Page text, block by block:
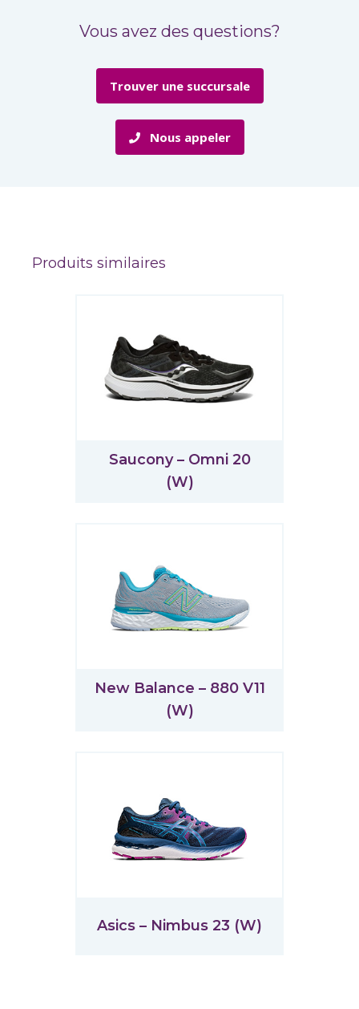
Vous avez des questions?
Trouver une succursale
Nous appeler
Produits similaires
Saucony – Omni 20
(W)
New Balance – 880 V11
(W)
Asics – Nimbus 23 (W)